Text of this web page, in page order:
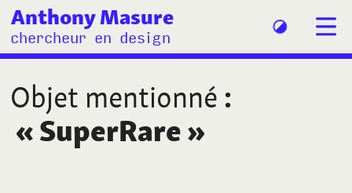
Anthony Masure
chercheur en design
Objet mentionné :
«SuperRare»